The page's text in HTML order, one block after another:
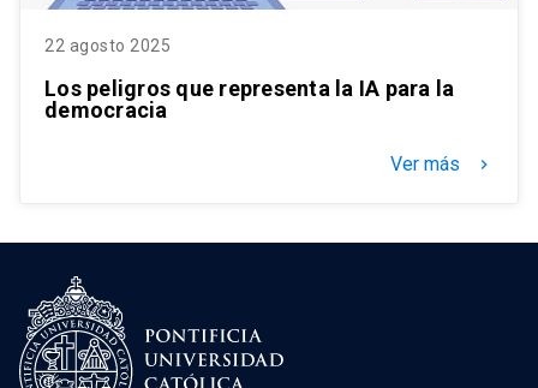
22 agosto 2025
Los peligros que representa la IA para la
democracia
Ver más keyboard_arrow_right